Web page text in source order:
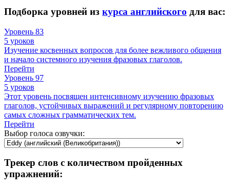
Подборка уровней из курса английского для вас:
Уровень 83
5 уроков
Изучение косвенных вопросов для более вежливого общения
и начало системного изучения фразовых глаголов.
Перейти
Уровень 97
5 уроков
Этот уровень посвящен интенсивному изучению фразовых
глаголов, устойчивых выражений и регулярному повторению
самых сложных грамматических тем.
Перейти
Выбор голоса озвучки:
Трекер слов с количеством пройденных
упражнений: